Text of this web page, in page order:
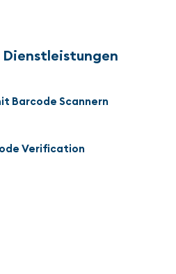
Barcode Scannern
Verification